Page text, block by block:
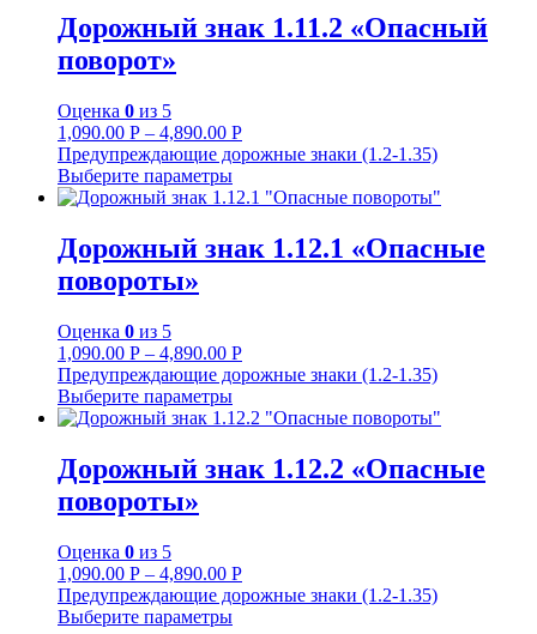
Дорожный знак 1.11.2 «Опасный
поворот»
Оценка 0 из 5
1,090.00 Р – 4,890.00 Р
Предупреждающие дорожные знаки (1.2-1.35)
Выберите параметры
Дорожный знак 1.12.1 «Опасные
повороты»
Оценка 0 из 5
1,090.00 Р – 4,890.00 Р
Предупреждающие дорожные знаки (1.2-1.35)
Выберите параметры
Дорожный знак 1.12.2 «Опасные
повороты»
Оценка 0 из 5
1,090.00 Р – 4,890.00 Р
Предупреждающие дорожные знаки (1.2-1.35)
Выберите параметры